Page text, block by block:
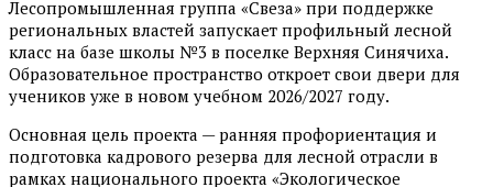
Лесопромышленная группа «Свеза» при поддержке
региональных властей запускает профильный лесной
класс на базе школы №3 в поселке Верхняя Синячиха.
Образовательное пространство откроет свои двери для
учеников уже в новом учебном 2026/2027 году.
Основная цель проекта — ранняя профориентация и
подготовка кадрового резерва для лесной отрасли в
рамках национального проекта «Экологическое